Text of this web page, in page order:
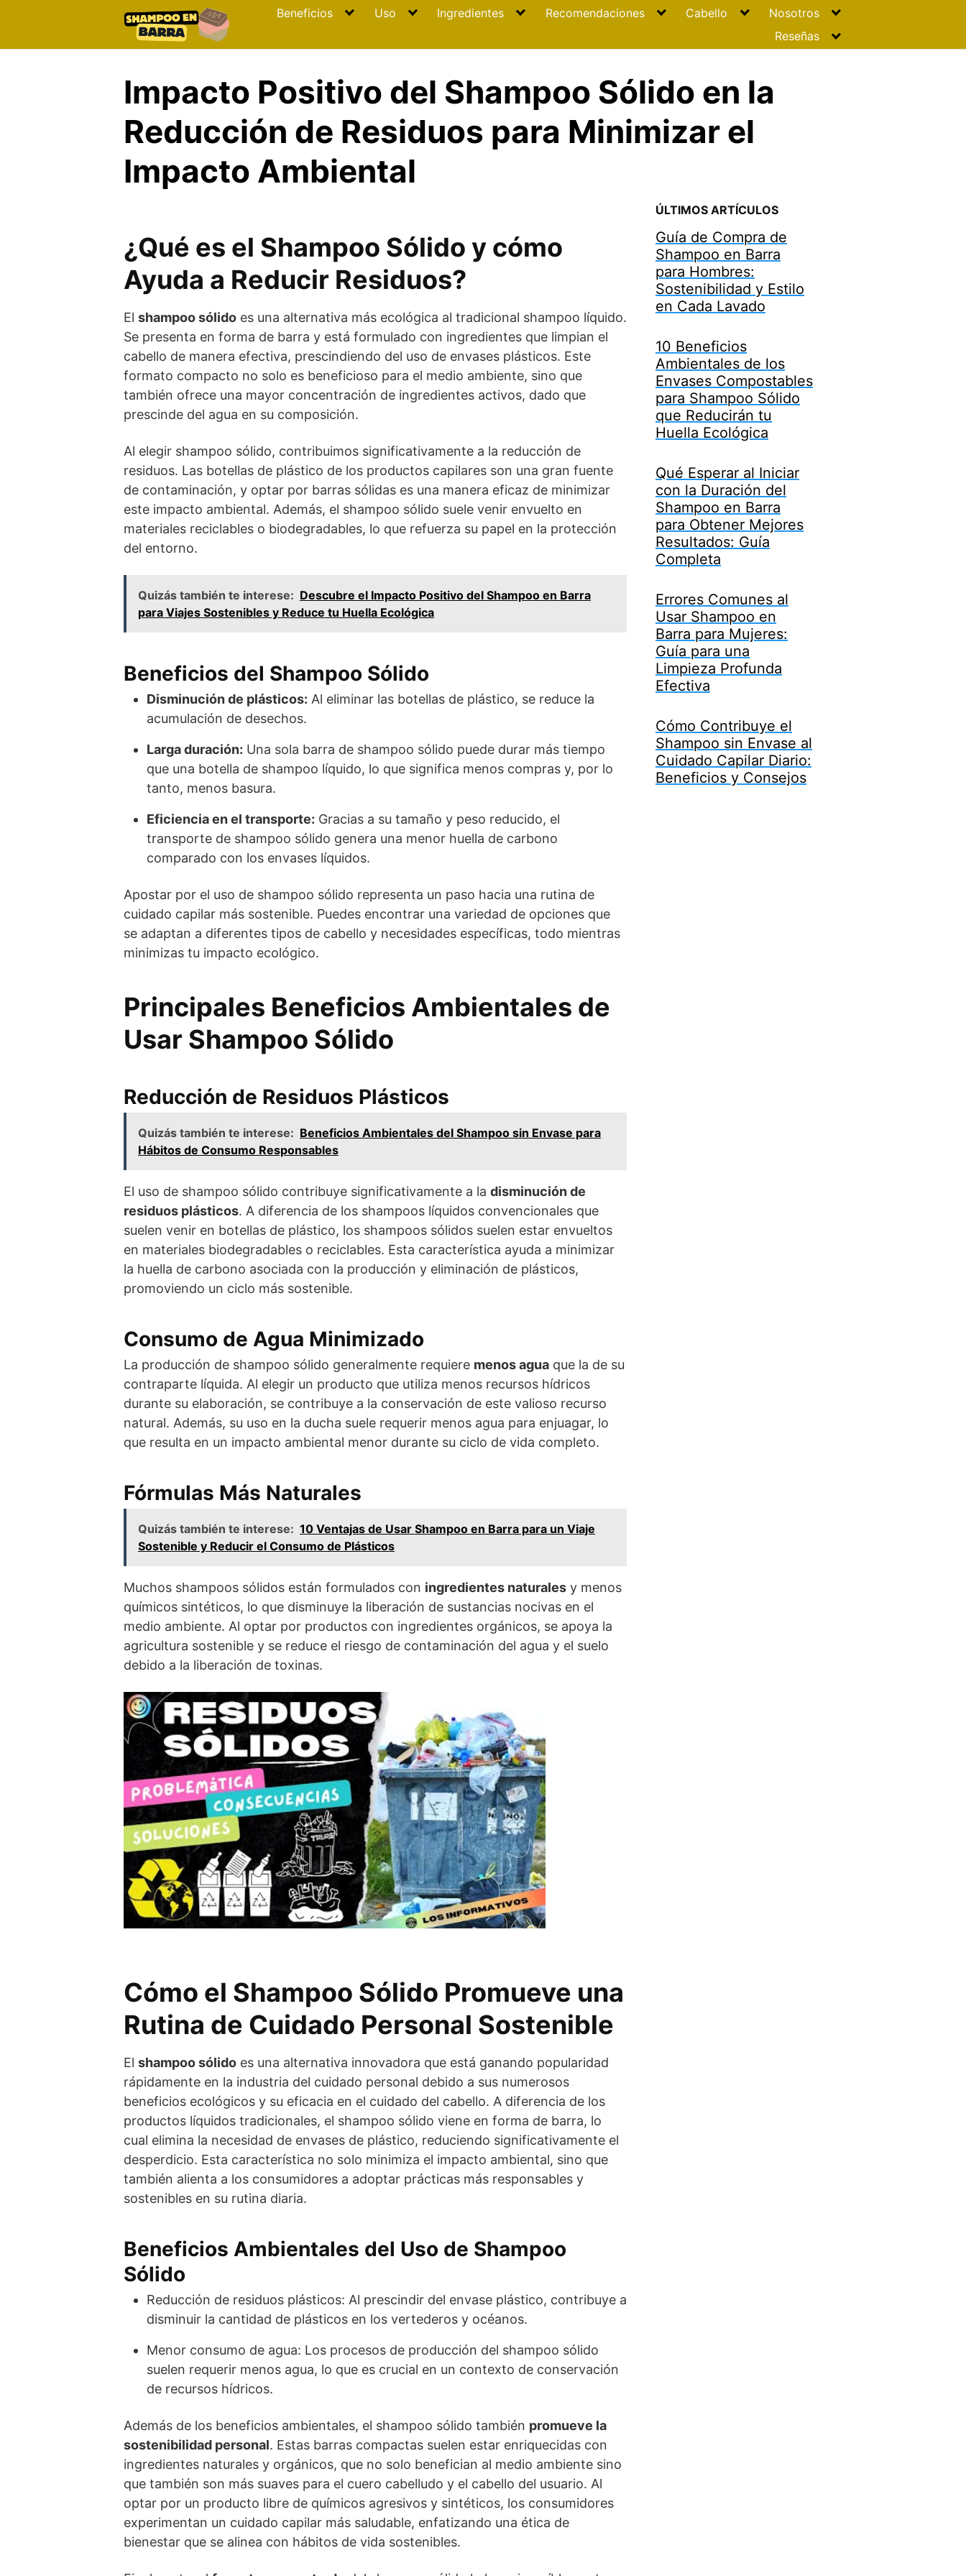
Beneficios Uso Ingredientes Recomendaciones Cabello
Nosotros
Reseñas
Impacto Positivo del Shampoo Sólido en la
Reducción de Residuos para Minimizar el
Impacto Ambiental
¿Qué es el Shampoo Sólido y cómo
Ayuda a Reducir Residuos?
El shampoo sólido es una alternativa más ecológica al tradicional shampoo líquido.
Se presenta en forma de barra y está formulado con ingredientes que limpian el
cabello de manera efectiva, prescindiendo del uso de envases plásticos. Este
formato compacto no solo es beneficioso para el medio ambiente, sino que
también ofrece una mayor concentración de ingredientes activos, dado que
prescinde del agua en su composición.
Al elegir shampoo sólido, contribuimos significativamente a la reducción de
residuos. Las botellas de plástico de los productos capilares son una gran fuente
de contaminación, y optar por barras sólidas es una manera eficaz de minimizar
este impacto ambiental. Además, el shampoo sólido suele venir envuelto en
materiales reciclables o biodegradables, lo que refuerza su papel en la protección
del entorno.
Quizás también te interese: Descubre el Impacto Positivo del Shampoo en Barra
para Viajes Sostenibles y Reduce tu Huella Ecológica
Beneficios del Shampoo Sólido
Disminución de plásticos: Al eliminar las botellas de plástico, se reduce la
acumulación de desechos.
Larga duración: Una sola barra de shampoo sólido puede durar más tiempo
que una botella de shampoo líquido, lo que significa menos compras y, por lo
tanto, menos basura.
Eficiencia en el transporte: Gracias a su tamaño y peso reducido, el
transporte de shampoo sólido genera una menor huella de carbono
comparado con los envases líquidos.
Apostar por el uso de shampoo sólido representa un paso hacia una rutina de
cuidado capilar más sostenible. Puedes encontrar una variedad de opciones que
se adaptan a diferentes tipos de cabello y necesidades específicas, todo mientras
minimizas tu impacto ecológico.
Principales Beneficios Ambientales de
Usar Shampoo Sólido
Reducción de Residuos Plásticos
Quizás también te interese: Beneficios Ambientales del Shampoo sin Envase para
Hábitos de Consumo Responsables
El uso de shampoo sólido contribuye significativamente a la disminución de
residuos plásticos. A diferencia de los shampoos líquidos convencionales que
suelen venir en botellas de plástico, los shampoos sólidos suelen estar envueltos
en materiales biodegradables o reciclables. Esta característica ayuda a minimizar
la huella de carbono asociada con la producción y eliminación de plásticos,
promoviendo un ciclo más sostenible.
Consumo de Agua Minimizado
La producción de shampoo sólido generalmente requiere menos agua que la de su
contraparte líquida. Al elegir un producto que utiliza menos recursos hídricos
durante su elaboración, se contribuye a la conservación de este valioso recurso
natural. Además, su uso en la ducha suele requerir menos agua para enjuagar, lo
que resulta en un impacto ambiental menor durante su ciclo de vida completo.
Fórmulas Más Naturales
Quizás también te interese: 10 Ventajas de Usar Shampoo en Barra para un Viaje
Sostenible y Reducir el Consumo de Plásticos
Muchos shampoos sólidos están formulados con ingredientes naturales y menos
químicos sintéticos, lo que disminuye la liberación de sustancias nocivas en el
medio ambiente. Al optar por productos con ingredientes orgánicos, se apoya la
agricultura sostenible y se reduce el riesgo de contaminación del agua y el suelo
debido a la liberación de toxinas.
Cómo el Shampoo Sólido Promueve una
Rutina de Cuidado Personal Sostenible
El shampoo sólido es una alternativa innovadora que está ganando popularidad
rápidamente en la industria del cuidado personal debido a sus numerosos
beneficios ecológicos y su eficacia en el cuidado del cabello. A diferencia de los
productos líquidos tradicionales, el shampoo sólido viene en forma de barra, lo
cual elimina la necesidad de envases de plástico, reduciendo significativamente el
desperdicio. Esta característica no solo minimiza el impacto ambiental, sino que
también alienta a los consumidores a adoptar prácticas más responsables y
sostenibles en su rutina diaria.
Beneficios Ambientales del Uso de Shampoo
Sólido
Reducción de residuos plásticos: Al prescindir del envase plástico, contribuye a
disminuir la cantidad de plásticos en los vertederos y océanos.
Menor consumo de agua: Los procesos de producción del shampoo sólido
suelen requerir menos agua, lo que es crucial en un contexto de conservación
de recursos hídricos.
Además de los beneficios ambientales, el shampoo sólido también promueve la
sostenibilidad personal. Estas barras compactas suelen estar enriquecidas con
ingredientes naturales y orgánicos, que no solo benefician al medio ambiente sino
que también son más suaves para el cuero cabelludo y el cabello del usuario. Al
optar por un producto libre de químicos agresivos y sintéticos, los consumidores
experimentan un cuidado capilar más saludable, enfatizando una ética de
bienestar que se alinea con hábitos de vida sostenibles.
ÚLTIMOS ARTÍCULOS
Guía de Compra de
Shampoo en Barra
para Hombres:
Sostenibilidad y Estilo
en Cada Lavado
10 Beneficios
Ambientales de los
Envases Compostables
para Shampoo Sólido
que Reducirán tu
Huella Ecológica
Qué Esperar al Iniciar
con la Duración del
Shampoo en Barra
para Obtener Mejores
Resultados: Guía
Completa
Errores Comunes al
Usar Shampoo en
Barra para Mujeres:
Guía para una
Limpieza Profunda
Efectiva
Cómo Contribuye el
Shampoo sin Envase al
Cuidado Capilar Diario:
Beneficios y Consejos